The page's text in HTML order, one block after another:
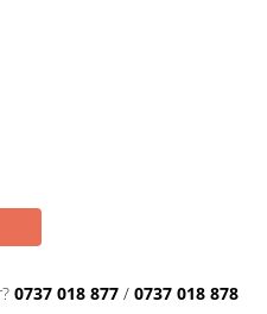
0737 018 877 / 0737 018 878